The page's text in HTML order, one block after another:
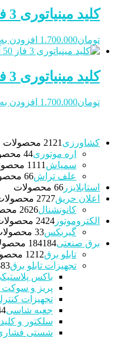
کلید مینیاتوری 3 فاز 20 آمپر LS
تومان1.700.000 افزودن
کلید مینیاتوری 3 فاز 50 آمپر LS
تومان1.700.000 افزودن
کشاورزی 21 21 محصولات
اره موتوری 44 محصولات
سمپاش
11 11 محصولات
علف تراش 66 محصولات
استابلایزر
66 محصولات
اعلان حریق
2727 محصولات
کانونشنال
2626 محصولات
الکتروموتور
2424 محصولات
گیربکس 33 محصولات
برق صنعتی
184184 محصولات
تابلو برق
1212 محصولات
تجهیزات تابلو برق83 محصولات
باکس
پریز و
تجهیزات
جعبه شاسی4 محصولات
سلکتور و
شستی